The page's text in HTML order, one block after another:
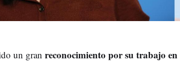
un gran reconocimiento por su trabajo en